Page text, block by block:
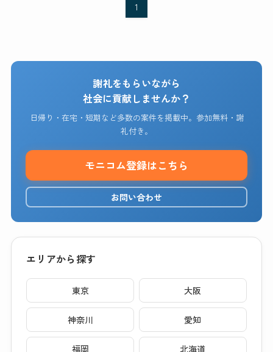
1
謝礼をもらいながら
社会に貢献しませんか？
日帰り・在宅・短期など多数の案件を掲載中。参加無料・謝
礼付き。
モニコム登録はこちら
お問い合わせ
エリアから探す
東京 大阪
神奈川 愛知
福岡 北海道